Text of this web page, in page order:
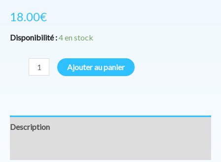
18.00€
Disponibilité :4 en stock
Ajouter au panier
Description